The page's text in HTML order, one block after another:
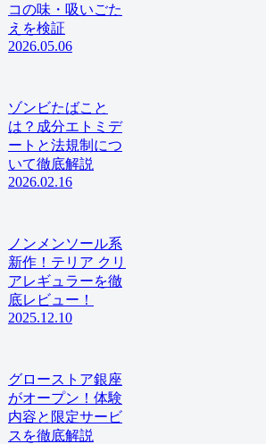
コの味・吸いごた
えを検証
2026.05.06
ゾンビたばこと
は？成分エトミデ
ートと法規制につ
いて徹底解説
2026.02.16
ノンメンソール系
新作！テリア クリ
アレギュラーを徹
底レビュー！
2025.12.10
グローストア銀座
がオープン！体験
内容と限定サービ
スを徹底解説